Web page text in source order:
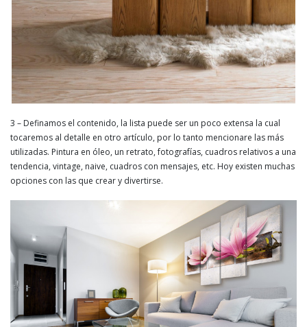
3 – Definamos el contenido, la lista puede ser un poco extensa la cual
tocaremos al detalle en otro artículo, por lo tanto mencionare las más
utilizadas. Pintura en óleo, un retrato, fotografías, cuadros relativos a una
tendencia, vintage, naive, cuadros con mensajes, etc. Hoy existen muchas
opciones con las que crear y divertirse.